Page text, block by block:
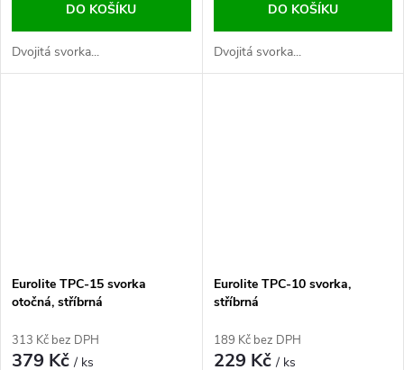
DO KOŠÍKU
Dvojitá svorka...
DO KOŠÍKU
Dvojitá svorka...
Eurolite TPC-15 svorka
otočná, stříbrná
313 Kč bez DPH
379 Kč/ ks
Eurolite TPC-10 svorka,
stříbrná
189 Kč bez DPH
229 Kč/ ks